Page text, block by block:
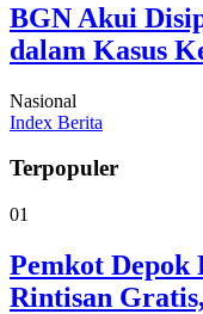
BGN Akui
dalam Kasus
Nasional
Index Berita
Terpopuler
01
Pemkot Depok
Rintisan